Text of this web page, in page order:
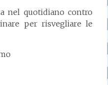
nel quotidiano contro
per risvegliare le